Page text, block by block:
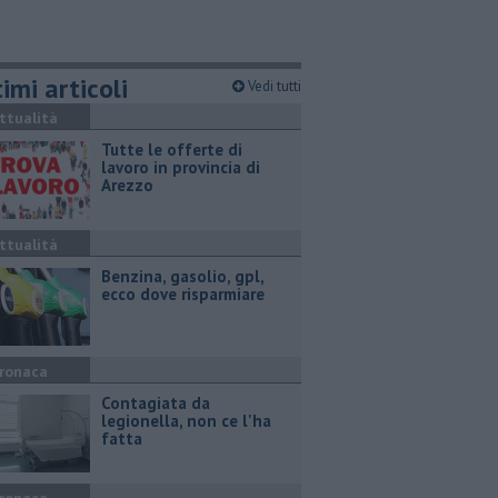
articoli Vedi tutti
​Tutte le offerte di
lavoro in provincia di
Arezzo
​Benzina, gasolio, gpl,
ecco dove risparmiare
Contagiata da
legionella, non ce l'ha
fatta